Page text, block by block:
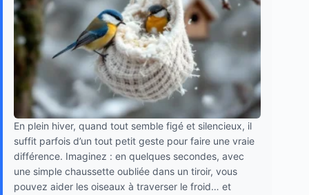
En plein hiver, quand tout semble figé et silencieux, il
suffit parfois d’un tout petit geste pour faire une vraie
différence. Imaginez : en quelques secondes, avec
une simple chaussette oubliée dans un tiroir, vous
pouvez aider les oiseaux à traverser le froid… et